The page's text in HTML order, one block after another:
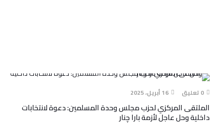
0 تعليق 16 أبريل، 2025
الملتقى المركزي لحزب مجلس وحدة المسلمين: دعوة لانتخابات
داخلية وحل عاجل لأزمة بارا چنار